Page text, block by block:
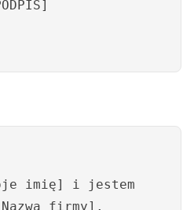
imię] i jestem
firmy].